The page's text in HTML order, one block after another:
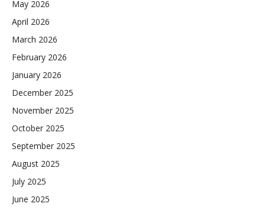
May 2026
April 2026
March 2026
February 2026
January 2026
December 2025
November 2025
October 2025
September 2025
August 2025
July 2025
June 2025